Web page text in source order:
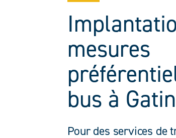
mesures
bus à
Pour des services de